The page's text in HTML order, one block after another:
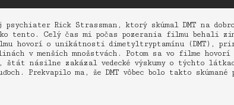
Rick Strassman, ktorý skúmal DMT na
tento. Celý čas mi počas pozerania filmu behali
hovorí o unikátnosti dimetyltryptamínu (DMT),
v menších množstvách. Potom sa vo filme hovorí
štát násilne zakázal vedecké výskumy o týchto
Prekvapilo ma, že DMT vôbec bolo takto